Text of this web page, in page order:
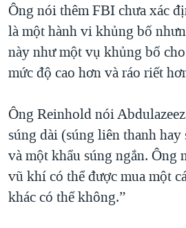
Ông nói thêm FBI chưa xác
là một hành vi khủng bố
này như một vụ khủng bố
mức độ cao hơn và ráo riết
Ông Reinhold nói
súng dài (súng liên thanh hay
và một khẩu súng ngắn. Ông
vũ khí có thể được mua một
khác có thể không.”